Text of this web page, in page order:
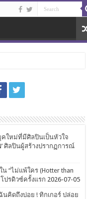
คใหม่ที่มีศิลปินเป็นหัวใจ
ศิลปินผู้สร้างปรากฏการณ์
ใน “ไม่แพ้ใคร (Hotter than
โปรดิวซ์ครั้งแรก 2026-07-05
คิดถึงบ่อย ! ทิกเกอร์ ปล่อย